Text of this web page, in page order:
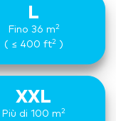
L
Fino 36 m2
( ≤ 400 ft2)
XXL
Più di 100 m2